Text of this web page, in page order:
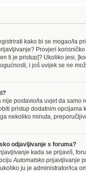
kako bi se mogao/la
Provjeri korisničko
ti je pristup]? Ukoliko jesi,
i još uvijek se ne
postavio/la uvjet da samo
pristup dodatnim
nekoliko minuta,
odjavljivanje s foruma?
kada se prijaviš,
Automatsko prijavljivanje
ju je administrator/ica